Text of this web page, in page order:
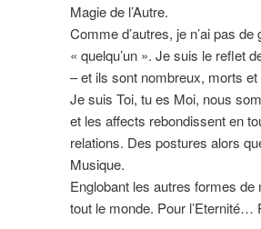
Magie de l’Autre.
Comme d’autres, je n’ai pas
« quelqu’un ». Je suis le reflet
– et ils sont nombreux, morts
Je suis Toi, tu es Moi, nous
et les affects rebondissent en
relations. Des postures alors
Musique.
Englobant les autres formes de
tout le monde. Pour